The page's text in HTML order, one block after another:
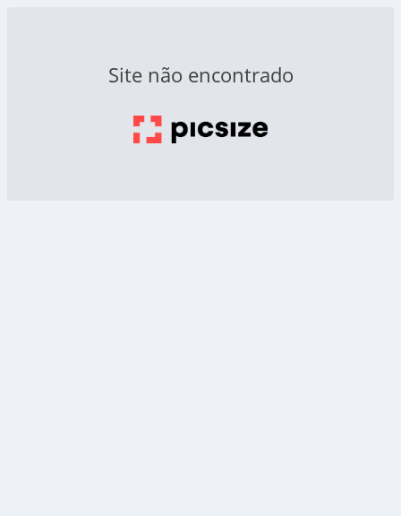
Site não encontrado